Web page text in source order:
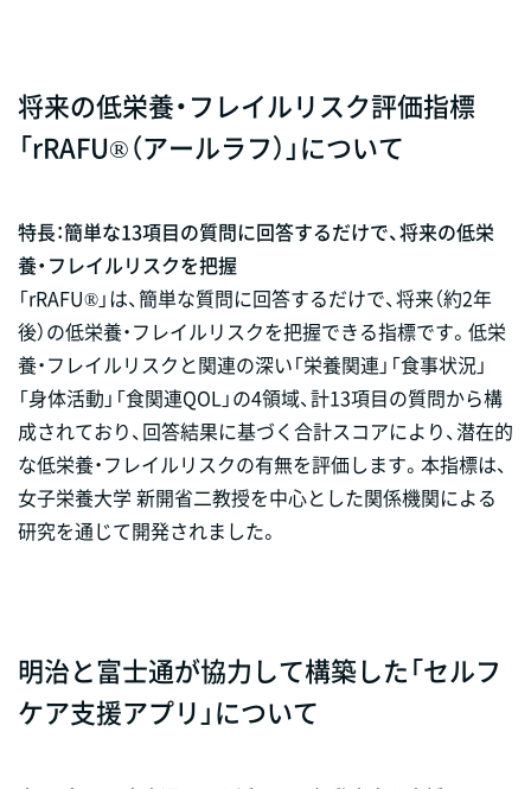
将来の低栄養・フレイルリスク評価指標
「rRAFU®（アールラフ）」について
特長：簡単な13項目の質問に回答するだけで、将来の低栄
養・フレイルリスクを把握
「rRAFU®」は、簡単な質問に回答するだけで、将来（約2年
後）の低栄養・フレイルリスクを把握できる指標です。低栄
養・フレイルリスクと関連の深い「栄養関連」「食事状況」
「身体活動」「食関連QOL」の4領域、計13項目の質問から構
成されており、回答結果に基づく合計スコアにより、潜在的
な低栄養・フレイルリスクの有無を評価します。本指標は、
女子栄養大学 新開省二教授を中心とした関係機関による
研究を通じて開発されました。
明治と富士通が協力して構築した「セルフ
ケア支援アプリ」について